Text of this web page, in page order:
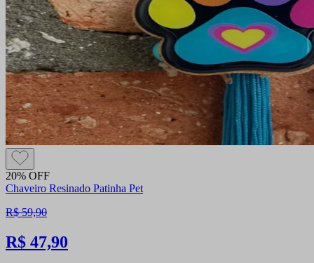
20% OFF
Chaveiro Resinado Patinha Pet
R$ 59,90
R$ 47,90